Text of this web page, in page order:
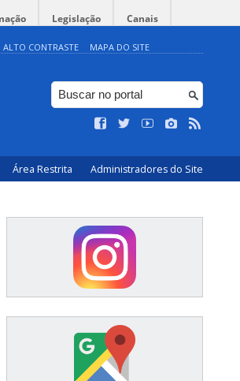
Legislação Canais
ALTO CONTRASTE MAPA DO SITE
Área Restrita Administradores do Site